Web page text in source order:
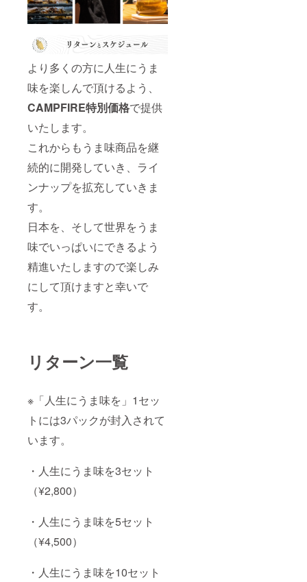
より多くの方に人生にうま
味を楽しんで頂けるよう、
CAMPFIRE特別価格で提供
いたします。
これからもうま味商品を継
続的に開発していき、ライ
ンナップを拡充していきま
す。
日本を、そして世界をうま
味でいっぱいにできるよう
精進いたしますので楽しみ
にして頂けますと幸いで
す。
リターン一覧
※「人生にうま味を」1セッ
トには3パックが封入されて
います。
・人生にうま味を3セット
（¥2,800）
・人生にうま味を5セット
（¥4,500）
・人生にうま味を10セット